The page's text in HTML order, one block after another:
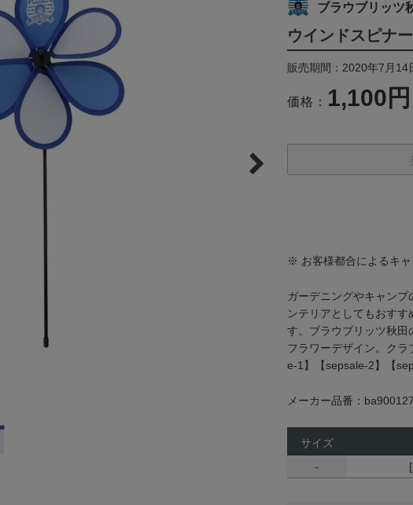
ブラウブリッツ
ウインドスピナー
販売期間：2020年7月14
価格： 1,100円
※ お客様都合によるキャ
ガーデニングやキャン
ンテリアとしてもおす
す。ブラウブリッツ秋田
フラワーデザイン。ク
e-1】【sepsale-2】【
メーカー品番：ba900127
サイズ
-